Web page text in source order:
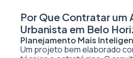
Por Que Contratar
Urbanista em Belo
Planejamento Mais
Um projeto bem elaborado